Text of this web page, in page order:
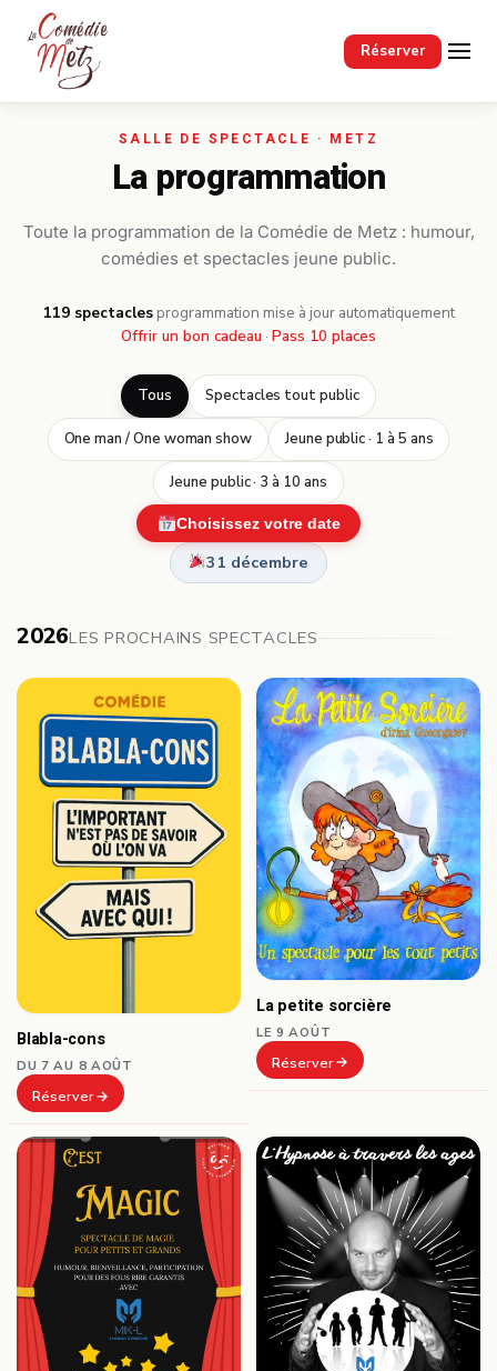
Réserver
Passer au contenu principal
La programmation
Toute la programmation de la Comédie de Metz : humour,
comédies et spectacles jeune public.
119 spectacles· programmation mise à jour automatiquement
Offrir un bon cadeau · Pass 10 places
Tous Spectacles tout public
One man / One woman show Jeune public · 1 à 5 ans
Jeune public · 3 à 10 ans
Choisissez votre date
31 décembre
2026LES PROCHAINS SPECTACLES
Blabla-cons
DU 7 AU 8 AOÛT
Réserver
La petite sorcière
LE 9 AOÛT
Réserver